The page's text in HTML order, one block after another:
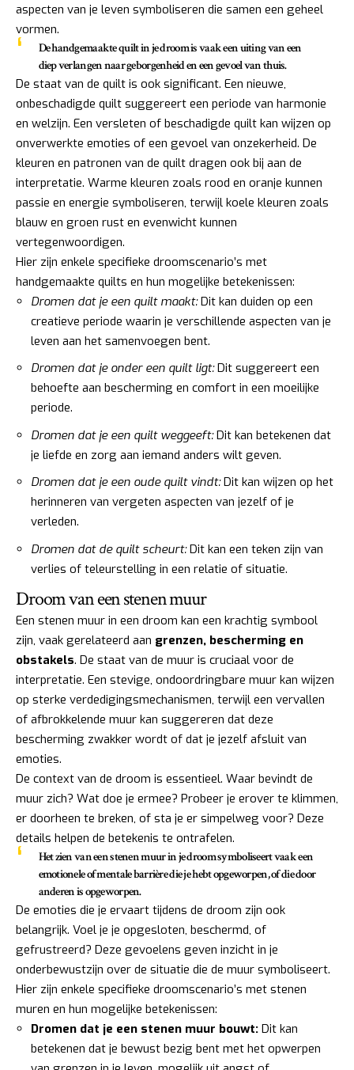
aspecten van je leven symboliseren die samen een geheel
vormen.
De handgemaakte quilt in je droom is vaak een uiting van een
diep verlangen naar geborgenheid en een gevoel van thuis.
De staat van de quilt is ook significant. Een nieuwe,
onbeschadigde quilt suggereert een periode van harmonie
en welzijn. Een versleten of beschadigde quilt kan wijzen op
onverwerkte emoties of een gevoel van onzekerheid. De
kleuren en patronen van de quilt dragen ook bij aan de
interpretatie. Warme kleuren zoals rood en oranje kunnen
passie en energie symboliseren, terwijl koele kleuren zoals
blauw en groen rust en evenwicht kunnen
vertegenwoordigen.
Hier zijn enkele specifieke droomscenario’s met
handgemaakte quilts en hun mogelijke betekenissen:
Dromen dat je een quilt maakt:Dit kan duiden op een
creatieve periode waarin je verschillende aspecten van je
leven aan het samenvoegen bent.
Dromen dat je onder een quilt ligt:Dit suggereert een
behoefte aan bescherming en comfort in een moeilijke
periode.
Dromen dat je een quilt weggeeft:Dit kan betekenen dat
je liefde en zorg aan iemand anders wilt geven.
Dromen dat je een oude quilt vindt:Dit kan wijzen op het
herinneren van vergeten aspecten van jezelf of je
verleden.
Dromen dat de quilt scheurt:Dit kan een teken zijn van
verlies of teleurstelling in een relatie of situatie.
Droom van een stenen muur
Een stenen muur in een droom kan een krachtig symbool
zijn, vaak gerelateerd aan grenzen, bescherming en
obstakels. De staat van de muur is cruciaal voor de
interpretatie. Een stevige, ondoordringbare muur kan wijzen
op sterke verdedigingsmechanismen, terwijl een vervallen
of afbrokkelende muur kan suggereren dat deze
bescherming zwakker wordt of dat je jezelf afsluit van
emoties.
De context van de droom is essentieel. Waar bevindt de
muur zich? Wat doe je ermee? Probeer je erover te klimmen,
er doorheen te breken, of sta je er simpelweg voor? Deze
details helpen de betekenis te ontrafelen.
Het zien van een stenen muur in je droom symboliseert vaak een
emotionele of mentale barrière die je hebt opgeworpen, of die door
anderen is opgeworpen.
De emoties die je ervaart tijdens de droom zijn ook
belangrijk. Voel je je opgesloten, beschermd, of
gefrustreerd? Deze gevoelens geven inzicht in je
onderbewustzijn over de situatie die de muur symboliseert.
Hier zijn enkele specifieke droomscenario’s met stenen
muren en hun mogelijke betekenissen:
Dromen dat je een stenen muur bouwt: Dit kan
betekenen dat je bewust bezig bent met het opwerpen